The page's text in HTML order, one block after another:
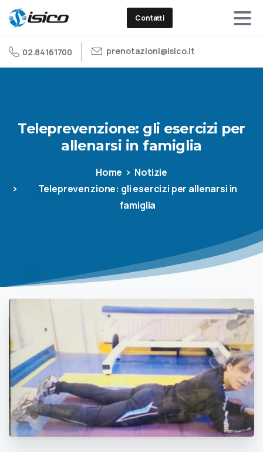
Contatti
02.84161700 prenotazioni@isico.it
Teleprevenzione: gli esercizi per
allenarsi in famiglia
Home
Notizie
Teleprevenzione: gli esercizi per allenarsi in
famiglia